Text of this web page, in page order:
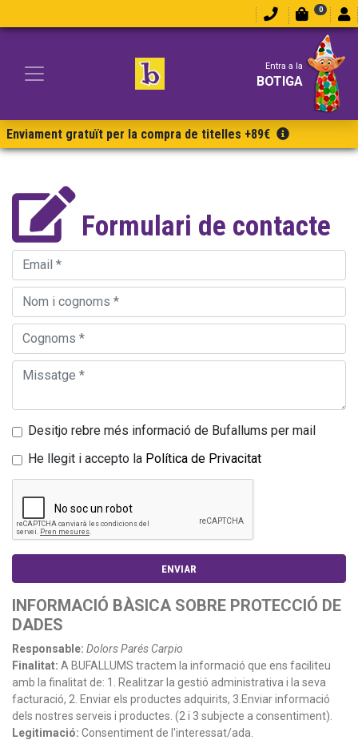
0
Entra a la
BOTIGA
Enviament gratuït per la compra de titelles +89€
Formulari de contacte
Desitjo rebre més informació de Bufallums per mail
He llegit i accepto la Política de Privacitat
INFORMACIÓ BÀSICA SOBRE PROTECCIÓ DE
DADES
Responsable: Dolors Parés Carpio
Finalitat: A BUFALLUMS tractem la informació que ens faciliteu
amb la finalitat de: 1. Realitzar la gestió administrativa i la seva
facturació, 2. Enviar els productes adquirits, 3.Enviar informació
dels nostres serveis i productes. (2 i 3 subjecte a consentiment).
Legitimació: Consentiment de l'interessat/ada.